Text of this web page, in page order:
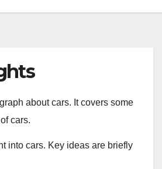
about cars. It covers some
cars.
into cars. Key ideas are briefly